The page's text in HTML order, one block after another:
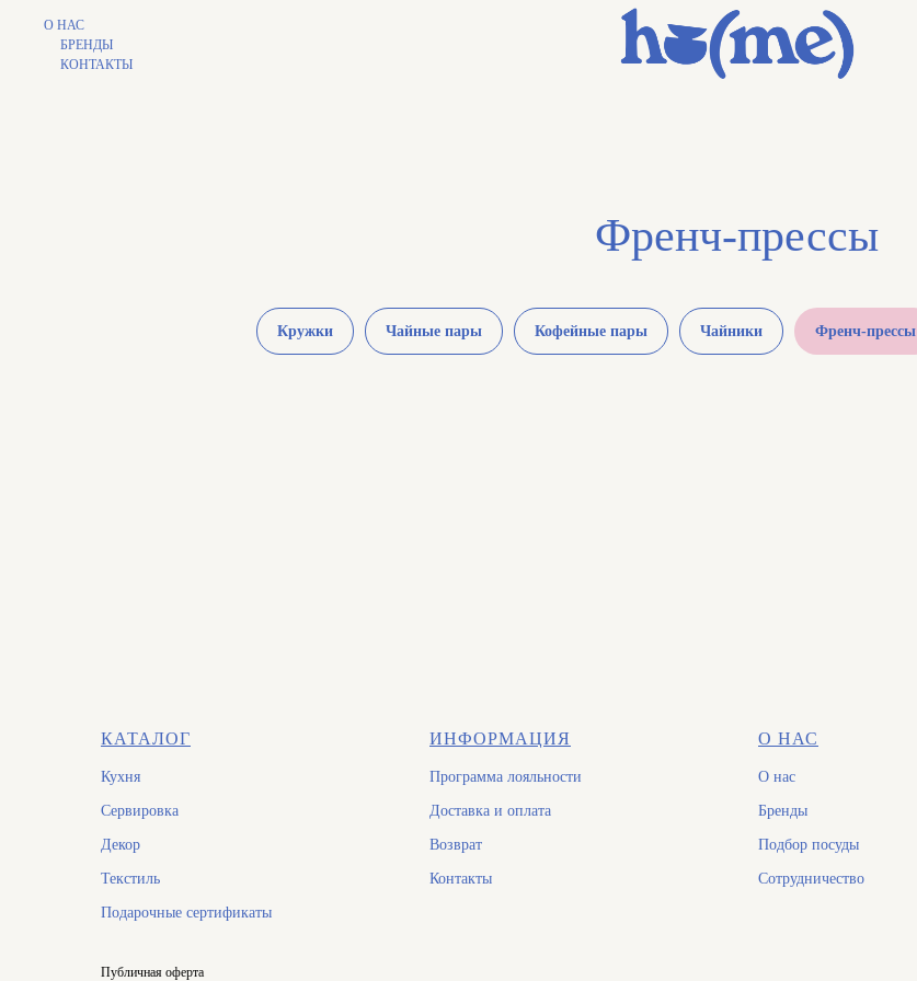
О НАС
БРЕНДЫ
КОНТАКТЫ
Френч-прессы
Кружки Чайные пары Кофейные пары Чайники Френч-прессы
КАТАЛОГ
Кухня
Сервировка
Декор
Текстиль
Подарочные сертификаты
ИНФОРМАЦИЯ
Программа лояльности
Доставка и оплата
Возврат
Контакты
О НАС
О нас
Бренды
Подбор посуды
Сотрудничество
Публичная оферта